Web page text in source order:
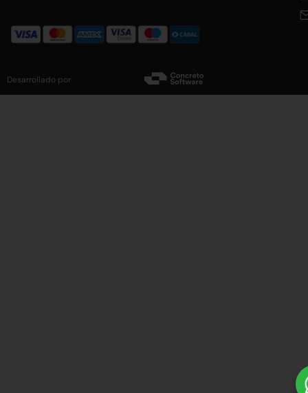
Desarrollado por